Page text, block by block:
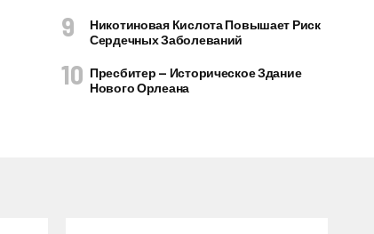
Никотиновая Кислота Повышает Риск
Сердечных Заболеваний
Пресбитер — Историческое Здание
Нового Орлеана